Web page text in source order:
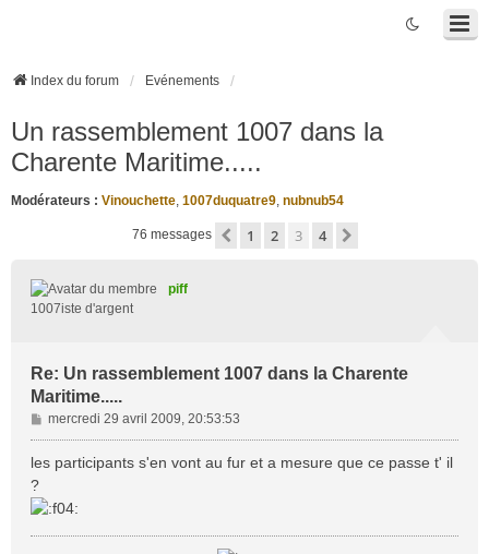
Index du forum Evénements
Un rassemblement 1007 dans la
Charente Maritime.....
Modérateurs : Vinouchette, 1007duquatre9, nubnub54
76 messages Précédente
1 2 3 4
piff
1007iste d'argent
Re: Un rassemblement 1007 dans la Charente
Maritime.....
M
e
s
a
g
e
mercredi 29 avril 2009, 20:53:53
les participants s'en vont au fur et a mesure que ce passe t' il
?